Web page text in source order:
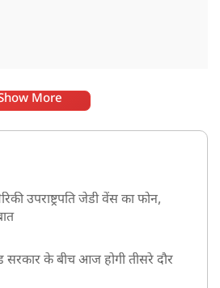
More
उपराष्ट्रपति जेडी वेंस का फोन,
सरकार के बीच आज होगी तीसरे दौर